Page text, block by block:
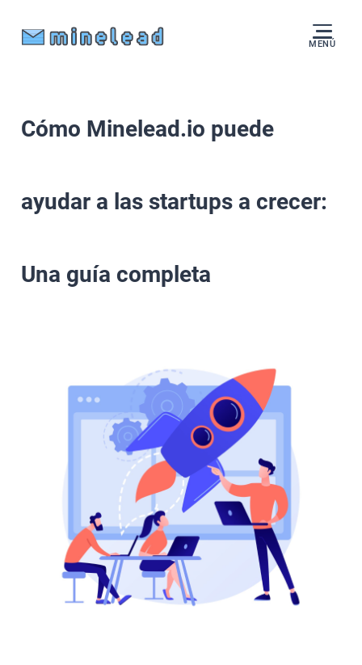
MENÚ
Cómo Minelead.io puede
ayudar a las startups a crecer:
Una guía completa